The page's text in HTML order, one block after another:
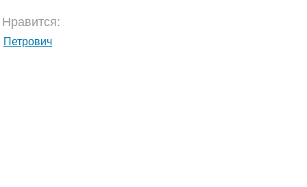
Нравится:
Петрович